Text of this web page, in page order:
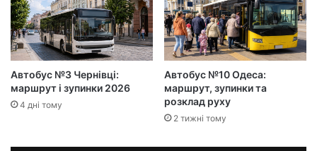
Автобус №3 Чернівці:
маршрут і зупинки 2026
4 дні тому
Автобус №10 Одеса:
маршрут, зупинки та
розклад руху
2 тижні тому